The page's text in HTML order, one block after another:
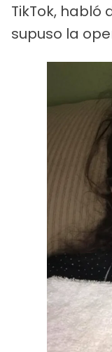
TikTok, habló
supuso la